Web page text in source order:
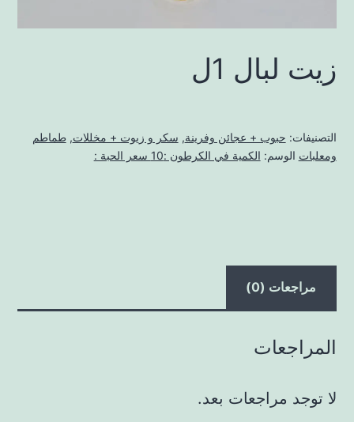
زيت لبال 1ل
التصنيفات: حبوب + عجائن وفرينة, سكر و زيوت + مخللات,طماطم
ومعلبات الوسم: الكمية في الكرطون :10 سعر الحبة :
مراجعات (0)
المراجعات
لا توجد مراجعات بعد.